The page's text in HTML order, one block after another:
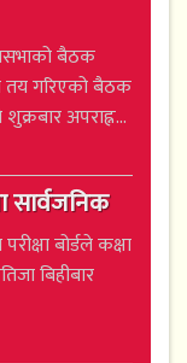
बैठक
गरिएको बैठक
अपराह्न...
सार्वजनिक
बोर्डले कक्षा
बिहीबार